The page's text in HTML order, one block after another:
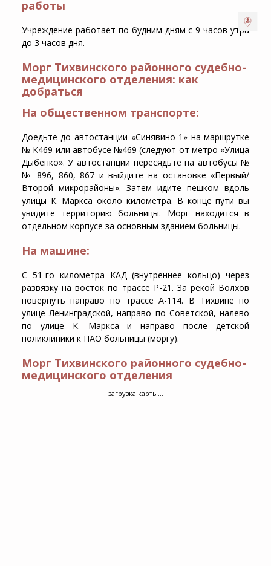
работы
Учреждение работает по будним дням с 9 часов утра
до 3 часов дня.
Морг Тихвинского районного судебно-
медицинского отделения: как
добраться
На общественном транспорте:
Доедьте до автостанции «Синявино-1» на маршрутке
№ К469 или автобусе №469 (следуют от метро «Улица
Дыбенко». У автостанции пересядьте на автобусы №
№ 896, 860, 867 и выйдите на остановке «Первый/
Второй микрорайоны». Затем идите пешком вдоль
улицы К. Маркса около километра. В конце пути вы
увидите территорию больницы. Морг находится в
отдельном корпусе за основным зданием больницы.
На машине:
С 51-го километра КАД (внутреннее кольцо) через
развязку на восток по трассе Р-21. За рекой Волхов
повернуть направо по трассе А-114. В Тихвине по
улице Ленинградской, направо по Советской, налево
по улице К. Маркса и направо после детской
поликлиники к ПАО больницы (моргу).
Морг Тихвинского районного судебно-
медицинского отделения
загрузка карты...